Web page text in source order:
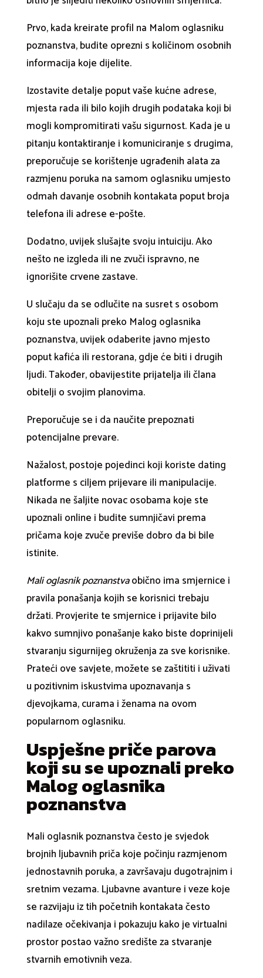
Prvo, kada kreirate profil na Malom oglasniku
poznanstva, budite oprezni s količinom osobnih
informacija koje dijelite.
Izostavite detalje poput vaše kućne adrese,
mjesta rada ili bilo kojih drugih podataka koji bi
mogli kompromitirati vašu sigurnost. Kada je u
pitanju kontaktiranje i komuniciranje s drugima,
preporučuje se korištenje ugrađenih alata za
razmjenu poruka na samom oglasniku umjesto
odmah davanje osobnih kontakata poput broja
telefona ili adrese e-pošte.
Dodatno, uvijek slušajte svoju intuiciju. Ako
nešto ne izgleda ili ne zvuči ispravno, ne
ignorišite crvene zastave.
U slučaju da se odlučite na susret s osobom
koju ste upoznali preko Malog oglasnika
poznanstva, uvijek odaberite javno mjesto
poput kafića ili restorana, gdje će biti i drugih
ljudi. Također, obavijestite prijatelja ili člana
obitelji o svojim planovima.
Preporučuje se i da naučite prepoznati
potencijalne prevare.
Nažalost, postoje pojedinci koji koriste dating
platforme s ciljem prijevare ili manipulacije.
Nikada ne šaljite novac osobama koje ste
upoznali online i budite sumnjičavi prema
pričama koje zvuče previše dobro da bi bile
istinite.
Mali oglasnik poznanstvaobično ima smjernice i
pravila ponašanja kojih se korisnici trebaju
držati. Provjerite te smjernice i prijavite bilo
kakvo sumnjivo ponašanje kako biste doprinijeli
stvaranju sigurnijeg okruženja za sve korisnike.
Prateći ove savjete, možete se zaštititi i uživati
u pozitivnim iskustvima upoznavanja s
djevojkama, curama i ženama na ovom
popularnom oglasniku.
Uspješne priče parova
koji su se upoznali preko
Malog oglasnika
poznanstva
Mali oglasnik poznanstva često je svjedok
brojnih ljubavnih priča koje počinju razmjenom
jednostavnih poruka, a završavaju dugotrajnim i
sretnim vezama. Ljubavne avanture i veze koje
se razvijaju iz tih početnih kontakata često
nadilaze očekivanja i pokazuju kako je virtualni
prostor postao važno središte za stvaranje
stvarnih emotivnih veza.